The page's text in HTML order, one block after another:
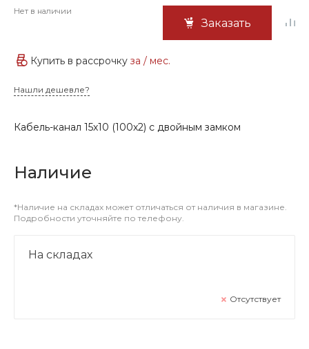
Нет в наличии
Заказать
Купить в рассрочку за / мес.
Нашли дешевле?
Кабель-канал 15х10 (100х2) с двойным замком
Наличие
*Наличие на складах может отличаться от наличия в магазине.
Подробности уточняйте по телефону.
На складах
Отсутствует